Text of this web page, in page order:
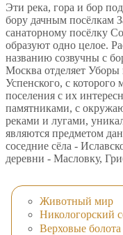
Эти река, гора и бор
бору дачным посёлкам
санаторному посёлку
образуют одно целое.
названию созвучны с
Москва отделяет Уборы
Успенского, с которого
поселения с их
памятниками, с
реками и лугами,
являются предметом
соседние сёла -
деревни - Масловку,
Животный мир
Никологорский
Верховые